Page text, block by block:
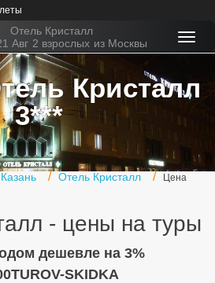
Отель Кристалл
Авг 2 взрослых из Москвы
Кристалл
3***
Казань Отель Кристалл Цена
- цены на туры
дешевле на 3%
SKIDKA